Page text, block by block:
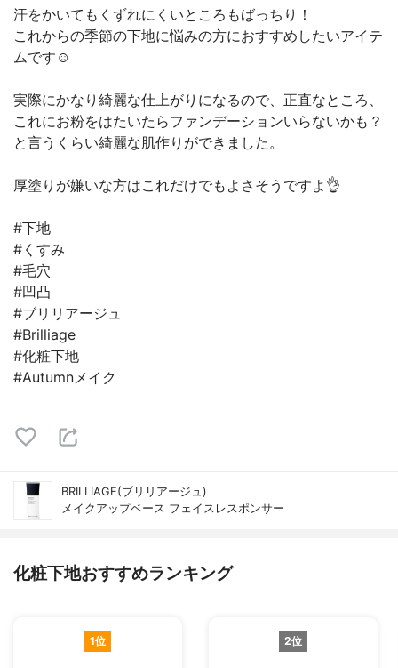
汗をかいてもくずれにくいところもばっちり！
これからの季節の下地に悩みの方におすすめしたいアイテ
ムです☺️
実際にかなり綺麗な仕上がりになるので、正直なところ、
これにお粉をはたいたらファンデーションいらないかも？
と言うくらい綺麗な肌作りができました。
厚塗りが嫌いな方はこれだけでもよさそうですよ👌
#下地
#くすみ
#毛穴
#凹凸
#ブリリアージュ
#Brilliage
#化粧下地
#Autumnメイク
BRILLIAGE(ブリリアージュ)
メイクアップベース フェイスレスポンサー
化粧下地おすすめランキング
1位 2位